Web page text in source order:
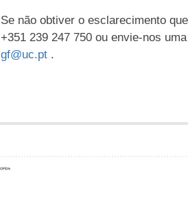
Se não obtiver o esclarecimento
+351 239 247 750 ou envie-nos
gf@uc.pt .